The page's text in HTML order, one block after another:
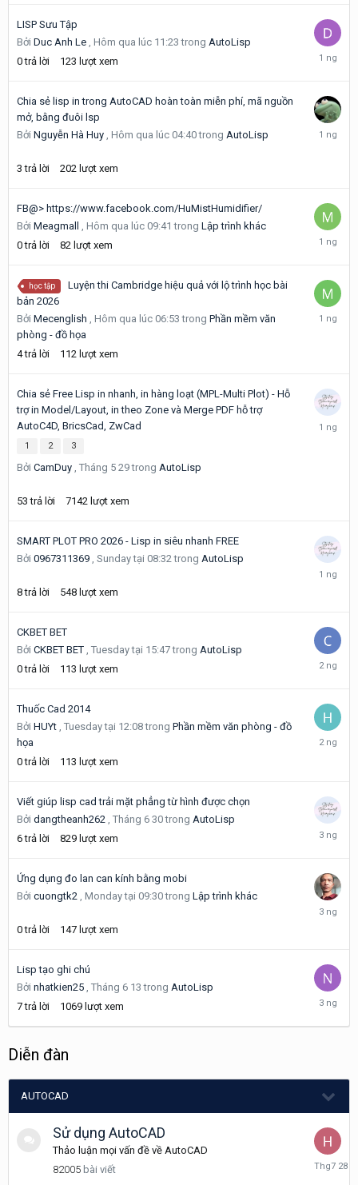
13:51
LISP Sưu Tập
Bởi Duc Anh Le , Hôm qua lúc 11:23trong AutoLisp
0 trả lời 123 lượt xem
Hôm
11:23
Chia sẻ lisp in trong AutoCAD hoàn toàn miễn phí, mã nguồn
mở, bằng đuôi lsp
Bởi Nguyễn Hà Huy , Hôm qua lúc 04:40trong AutoLisp
3 trả lời 202 lượt xem
Hôm
FB@> https://www.facebook.com/HuMistHumidifier/
Bởi Meagmall , Hôm qua lúc 09:41trong Lập trình khác
0 trả lời 82 lượt xem
Hôm
09:41
học tập
Luyện thi Cambridge hiệu quả với lộ trình học bài
bản 2026
Bởi Mecenglish , Hôm qua lúc 06:53trong Phần mềm văn
phòng - đồ họa
4 trả lời 112 lượt xem
Hôm
Chia sẻ Free Lisp in nhanh, in hàng loạt (MPL-Multi Plot) - Hỗ
trợ in Model/Layout, in theo Zone và Merge PDF hỗ trợ
AutoC4D, BricsCad, ZwCad
1 2 3
Bởi CamDuy , Tháng 5 29trong AutoLisp
53 trả lời 7142 lượt xem
Hôm
SMART PLOT PRO 2026 - Lisp in siêu nhanh FREE
Bởi 0967311369 , Sunday tại 08:32trong AutoLisp
8 trả lời 548 lượt xem
Hôm
CKBET BET
Bởi CKBET BET , Tuesday tại 15:47trong AutoLisp
0 trả lời 113 lượt xem
Tuesday
Thuốc Cad 2014
Bởi HUYt , Tuesday tại 12:08trong Phần mềm văn phòng - đồ
họa
0 trả lời 113 lượt xem
Tuesday
Viết giúp lisp cad trải mặt phẳng từ hình được chọn
Bởi dangtheanh262 , Tháng 6 30trong AutoLisp
6 trả lời 829 lượt xem
Monday
Ứng dụng đo lan can kính bằng mobi
Bởi cuongtk2 , Monday tại 09:30trong Lập trình khác
0 trả lời 147 lượt xem
Monday
Lisp tạo ghi chú
Bởi nhatkien25 , Tháng 6 13 trong AutoLisp
7 trả lời 1069 lượt xem
Monday
04:31
Diễn đàn
AUTOCAD
Sử dụng AutoCAD
Thảo luận mọi vấn đề về AutoCAD
82005 bài viết
Tháng